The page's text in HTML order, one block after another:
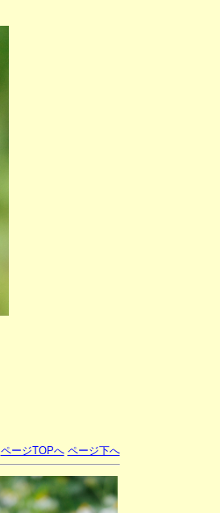
ページTOPへ ページ下へ